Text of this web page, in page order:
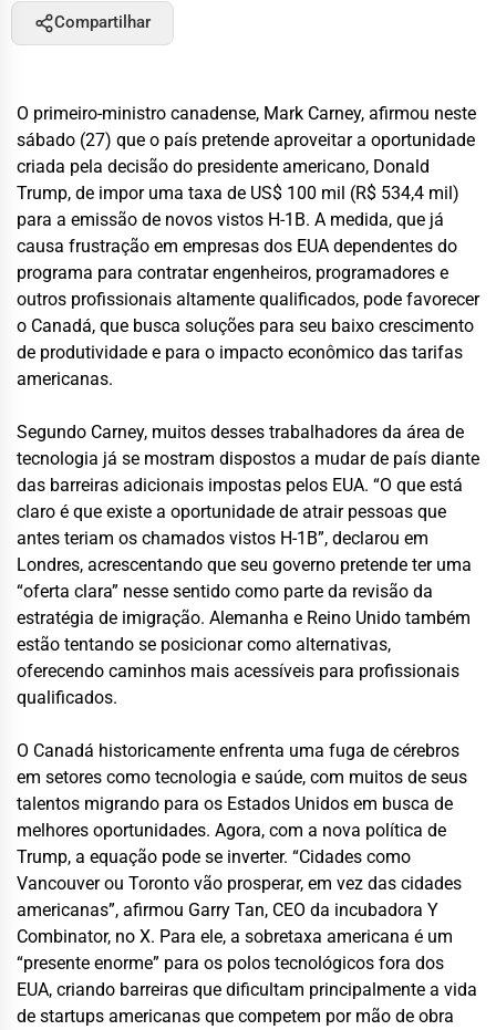
Compartilhar
O primeiro-ministro canadense, Mark Carney, afirmou neste
sábado (27) que o país pretende aproveitar a oportunidade
criada pela decisão do presidente americano, Donald
Trump, de impor uma taxa de US$ 100 mil (R$ 534,4 mil)
para a emissão de novos vistos H-1B. A medida, que já
causa frustração em empresas dos EUA dependentes do
programa para contratar engenheiros, programadores e
outros profissionais altamente qualificados, pode favorecer
o Canadá, que busca soluções para seu baixo crescimento
de produtividade e para o impacto econômico das tarifas
americanas.
Segundo Carney, muitos desses trabalhadores da área de
tecnologia já se mostram dispostos a mudar de país diante
das barreiras adicionais impostas pelos EUA. “O que está
claro é que existe a oportunidade de atrair pessoas que
antes teriam os chamados vistos H-1B”, declarou em
Londres, acrescentando que seu governo pretende ter uma
“oferta clara” nesse sentido como parte da revisão da
estratégia de imigração. Alemanha e Reino Unido também
estão tentando se posicionar como alternativas,
oferecendo caminhos mais acessíveis para profissionais
qualificados.
O Canadá historicamente enfrenta uma fuga de cérebros
em setores como tecnologia e saúde, com muitos de seus
talentos migrando para os Estados Unidos em busca de
melhores oportunidades. Agora, com a nova política de
Trump, a equação pode se inverter. “Cidades como
Vancouver ou Toronto vão prosperar, em vez das cidades
americanas”, afirmou Garry Tan, CEO da incubadora Y
Combinator, no X. Para ele, a sobretaxa americana é um
“presente enorme” para os polos tecnológicos fora dos
EUA, criando barreiras que dificultam principalmente a vida
de startups americanas que competem por mão de obra